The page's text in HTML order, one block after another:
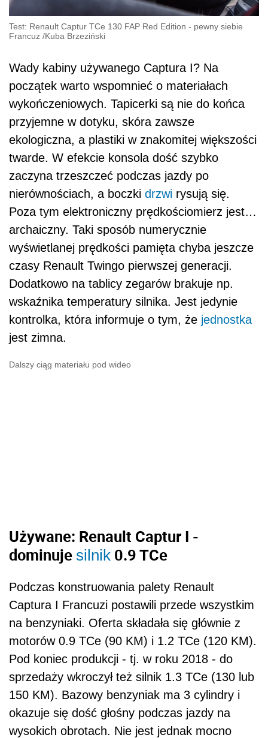
Test: Renault Captur TCe 130 FAP Red Edition - pewny siebie
Francuz /Kuba Brzeziński
Wady kabiny używanego Captura I? Na
początek warto wspomnieć o materiałach
wykończeniowych. Tapicerki są nie do końca
przyjemne w dotyku, skóra zawsze
ekologiczna, a plastiki w znakomitej większości
twarde. W efekcie konsola dość szybko
zaczyna trzeszczeć podczas jazdy po
nierównościach, a boczki drzwi rysują się.
Poza tym elektroniczny prędkościomierz jest…
archaiczny. Taki sposób numerycznie
wyświetlanej prędkości pamięta chyba jeszcze
czasy Renault Twingo pierwszej generacji.
Dodatkowo na tablicy zegarów brakuje np.
wskaźnika temperatury silnika. Jest jedynie
kontrolka, która informuje o tym, że jednostka
jest zimna.
Dalszy ciąg materiału pod wideo
Używane: Renault Captur I -
dominuje silnik 0.9 TCe
Podczas konstruowania palety Renault
Captura I Francuzi postawili przede wszystkim
na benzyniaki. Oferta składała się głównie z
motorów 0.9 TCe (90 KM) i 1.2 TCe (120 KM).
Pod koniec produkcji - tj. w roku 2018 - do
sprzedaży wkroczył też silnik 1.3 TCe (130 lub
150 KM). Bazowy benzyniak ma 3 cylindry i
okazuje się dość głośny podczas jazdy na
wysokich obrotach. Nie jest jednak mocno